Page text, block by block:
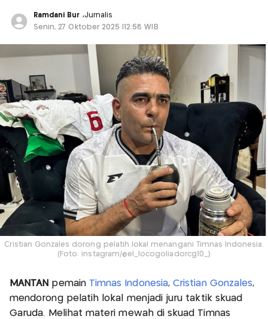
Ramdani Bur ,Jurnalis
Senin, 27 Oktober 2025 |12:58 WIB
Cristian Gonzales dorong pelatih lokal menangani Timnas Indonesia.
(Foto: instagram/@el_locogoliadorcg10_)
MANTAN pemain Timnas Indonesia,Cristian Gonzales,
mendorong pelatih lokal menjadi juru taktik skuad
Garuda. Melihat materi mewah di skuad Timnas